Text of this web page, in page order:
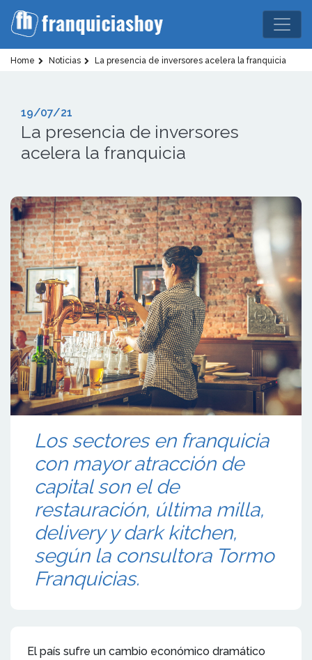
Home Noticias La presencia de inversores acelera la franquicia
19/07/21
La presencia de inversores
acelera la franquicia
Los sectores en franquicia
con mayor atracción de
capital son el de
restauración, última milla,
delivery y dark kitchen,
según la consultora Tormo
Franquicias.
El país sufre un cambio económico dramático